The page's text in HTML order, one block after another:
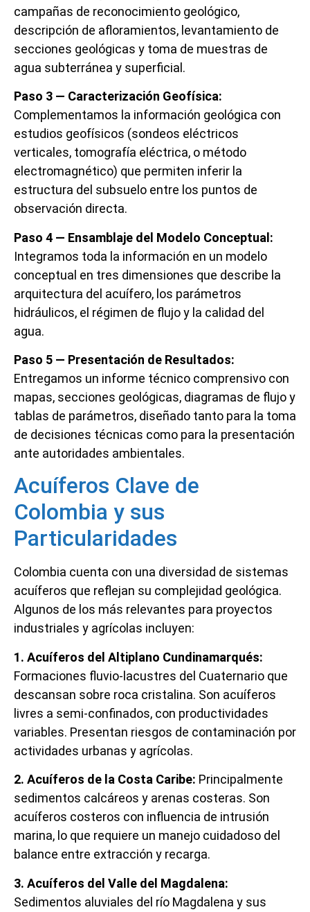
campañas de reconocimiento geológico,
descripción de afloramientos, levantamiento de
secciones geológicas y toma de muestras de
agua subterránea y superficial.
Paso 3 — Caracterización Geofísica:
Complementamos la información geológica con
estudios geofísicos (sondeos eléctricos
verticales, tomografía eléctrica, o método
electromagnético) que permiten inferir la
estructura del subsuelo entre los puntos de
observación directa.
Paso 4 — Ensamblaje del Modelo Conceptual:
Integramos toda la información en un modelo
conceptual en tres dimensiones que describe la
arquitectura del acuífero, los parámetros
hidráulicos, el régimen de flujo y la calidad del
agua.
Paso 5 — Presentación de Resultados:
Entregamos un informe técnico comprensivo con
mapas, secciones geológicas, diagramas de flujo y
tablas de parámetros, diseñado tanto para la toma
de decisiones técnicas como para la presentación
ante autoridades ambientales.
Acuíferos Clave de
Colombia y sus
Particularidades
Colombia cuenta con una diversidad de sistemas
acuíferos que reflejan su complejidad geológica.
Algunos de los más relevantes para proyectos
industriales y agrícolas incluyen:
1. Acuíferos del Altiplano Cundinamarqués:
Formaciones fluvio-lacustres del Cuaternario que
descansan sobre roca cristalina. Son acuíferos
livres a semi-confinados, con productividades
variables. Presentan riesgos de contaminación por
actividades urbanas y agrícolas.
2. Acuíferos de la Costa Caribe: Principalmente
sedimentos calcáreos y arenas costeras. Son
acuíferos costeros con influencia de intrusión
marina, lo que requiere un manejo cuidadoso del
balance entre extracción y recarga.
3. Acuíferos del Valle del Magdalena:
Sedimentos aluviales del río Magdalena y sus